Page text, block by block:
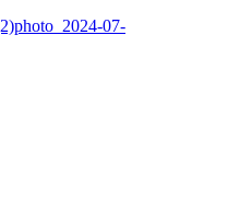
photo_2024-07-